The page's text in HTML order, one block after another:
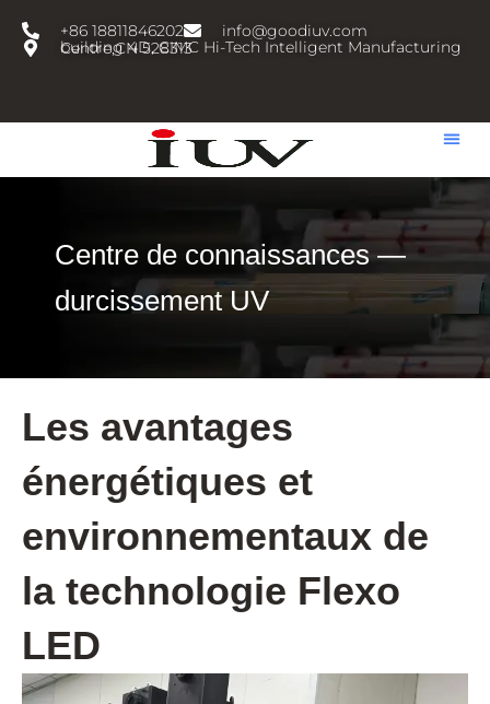
+86 18811846202
info@goodiuv.com
building 4D, CIMC Hi-Tech Intelligent Manufacturing Centre,CN 528313
Centre de connaissances —
durcissement UV
Les avantages
énergétiques et
environnementaux de
la technologie Flexo
LED